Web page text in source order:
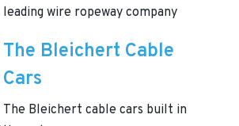
leading wire ropeway company
The Bleichert Cable
Cars
The Bleichert cable cars built in